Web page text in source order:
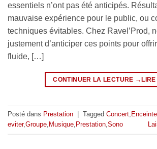
essentiels n’ont pas été anticipés.
mauvaise expérience pour le public, ou
techniques évitables. Chez Ravel’Prod,
justement d’anticiper ces points pour
fluide, […]
CONTINUER LA LECTURE →
Posté dans Prestation Tagged Concert Enceinte
eviter,Groupe Musique Prestation Sono